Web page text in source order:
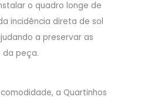
o quadro longe de
incidência direta de sol
a preservar as
da peça.
a Quartinhos